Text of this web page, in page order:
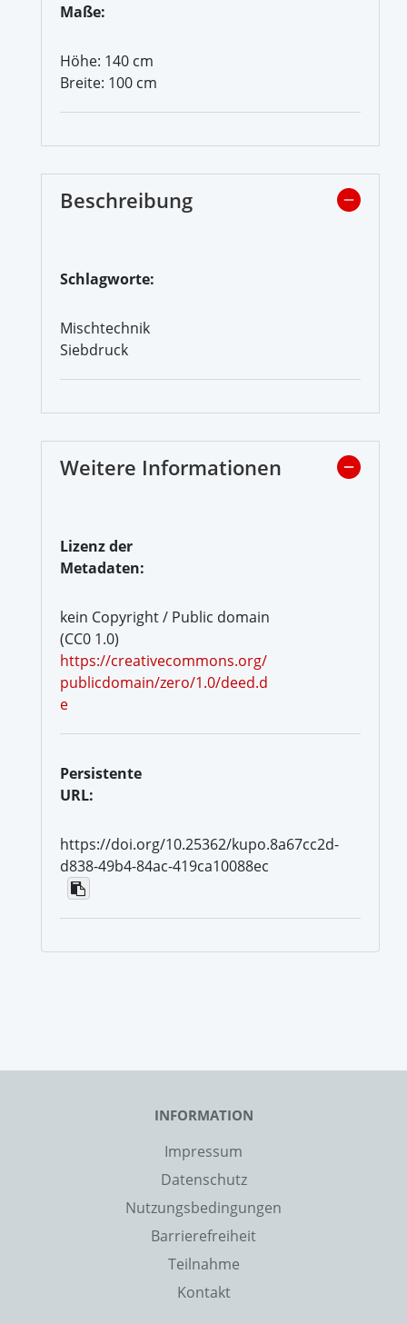
Maße:
Höhe: 140 cm
Breite: 100 cm
Beschreibung
Schlagworte:
Mischtechnik
Siebdruck
Weitere Informationen
Lizenz der
Metadaten:
kein Copyright / Public domain
(CC0 1.0)
https://creativecommons.org/
publicdomain/zero/1.0/deed.d
e
Persistente
URL:
https://doi.org/10.25362/kupo.8a67cc2d-
d838-49b4-84ac-419ca10088ec
INFORMATION
Impressum
Datenschutz
Nutzungsbedingungen
Barrierefreiheit
Teilnahme
Kontakt